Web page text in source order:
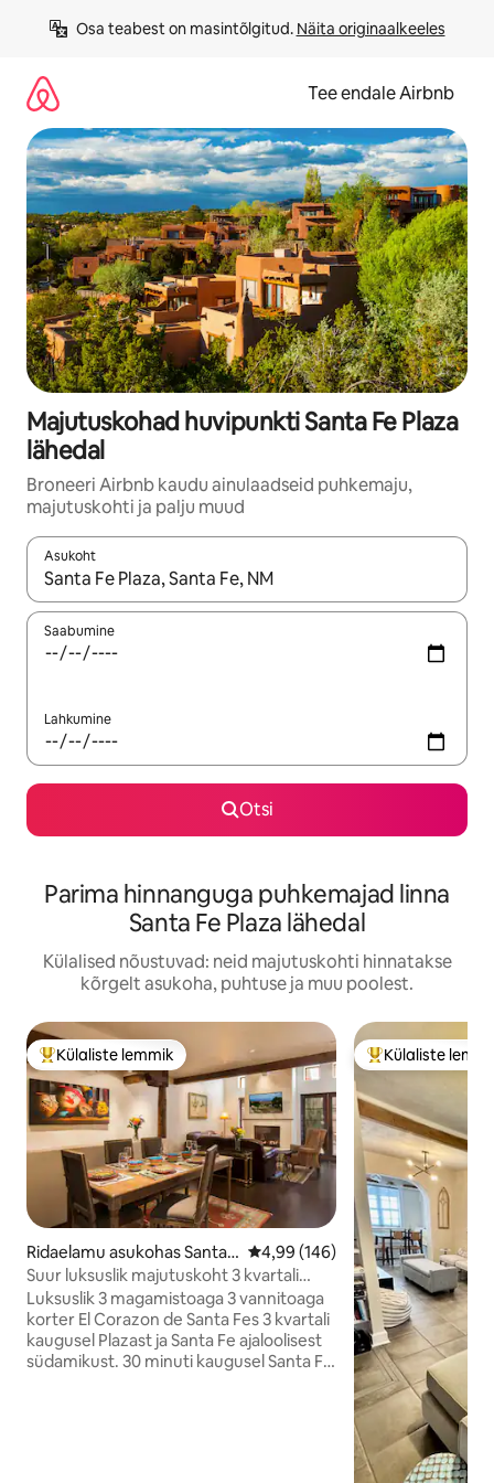
Osa teabest on masintõlgitud. Näita originaalkeeles
Tee endale Airbnb
Majutuskohad huvipunkti Santa Fe Plaza
lähedal
Broneeri Airbnb kaudu ainulaadseid puhkemaju,
majutuskohti ja palju muud
Asukoht
Kui tulemused on kuvatud, liigu ekraanil nooleklahvidega või
Saabumine
Lahkumine
Otsi
Parima hinnanguga puhkemajad linna
Santa Fe Plaza lähedal
Külalised nõustuvad: neid majutuskohti hinnatakse
kõrgelt asukoha, puhtuse ja muu poolest.
Külaliste suur lemmik
Külaliste lemmik
Ridaelamu asukohas Santa F
e
Keskmine hinnang 4,99/5, 146
4,99 (146)
Suur luksuslik majutuskoht 3 kvartali
kaugusel Plazast.
Luksuslik 3 magamistoaga 3 vannitoaga
korter El Corazon de Santa Fes 3 kvartali
kaugusel Plazast ja Santa Fe ajaloolisest
südamikust. 30 minuti kaugusel Santa Fe
Külaliste suur
Külaliste